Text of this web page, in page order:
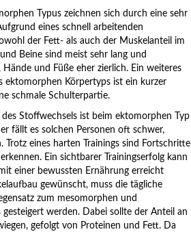
Typus zeichnen sich durch eine sehr
eines schnell arbeitenden
der Fett- als auch der Muskelanteil im
Beine sind meist sehr lang und
Hände und Füße eher zierlich. Ein weiteres
ektomorphen Körpertyps ist ein kurzer
schmale Schulterpartie.
Stoffwechsels ist beim ektomorphen Typ
fällt es solchen Personen oft schwer,
Trotz eines harten Trainings sind Fortschritte
Ein sichtbarer Trainingserfolg kann
einer bewussten Ernährung erreicht
gewünscht, muss die tägliche
zum mesomorphen und
werden. Dabei sollte der Anteil an
gefolgt von Proteinen und Fett. Da